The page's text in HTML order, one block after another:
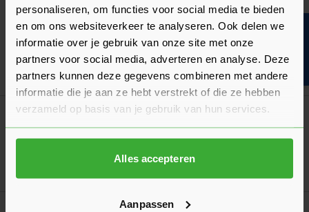
personaliseren, om functies voor social media te bieden
en om ons websiteverkeer te analyseren. Ook delen we
informatie over je gebruik van onze site met onze
partners voor social media, adverteren en analyse. Deze
partners kunnen deze gegevens combineren met andere
informatie die je aan ze hebt verstrekt of die ze hebben
verzameld op basis van je gebruik van hun services.
Alles accepteren
Aanpassen
Austria Nero Industriale Schuifdeursysteem
In
Austria Nero Industriale Softclose Systeem
Nu32,00per set